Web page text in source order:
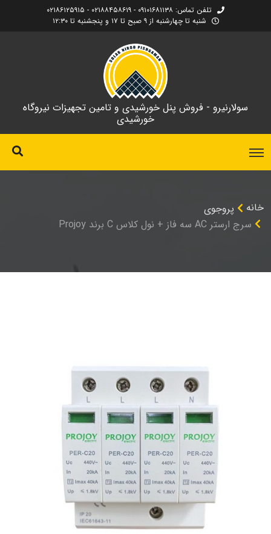
تلفن تماس: ۰۹۱۰۱۶۸۱۱۳۸ - ۰۲۱۸۸۴۵۸۶۱۹ - ۰۲۱۸۶۱۲۵۹۱۵
شنبه تا چهارشنبه از ۹ صبح تا ۱۷ و پنجشنبه تا ۱۲:۳۰
سولارنیرو - فروش پنل خورشیدی و تامین تجهیزات نیروگاه
خورشیدی
خانه
پروجوی
سرج ارستر AC سه فاز + نول کلاس C برند Projoy